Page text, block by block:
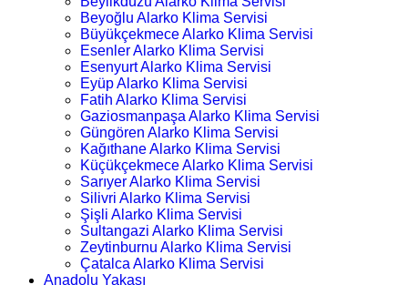
Beyoğlu Alarko Klima Servisi
Büyükçekmece Alarko Klima Servisi
Esenler Alarko Klima Servisi
Esenyurt Alarko Klima Servisi
Eyüp Alarko Klima Servisi
Fatih Alarko Klima Servisi
Gaziosmanpaşa Alarko Klima Servisi
Güngören Alarko Klima Servisi
Kağıthane Alarko Klima Servisi
Küçükçekmece Alarko Klima Servisi
Sarıyer Alarko Klima Servisi
Silivri Alarko Klima Servisi
Şişli Alarko Klima Servisi
Sultangazi Alarko Klima Servisi
Zeytinburnu Alarko Klima Servisi
Çatalca Alarko Klima Servisi
Anadolu Yakası